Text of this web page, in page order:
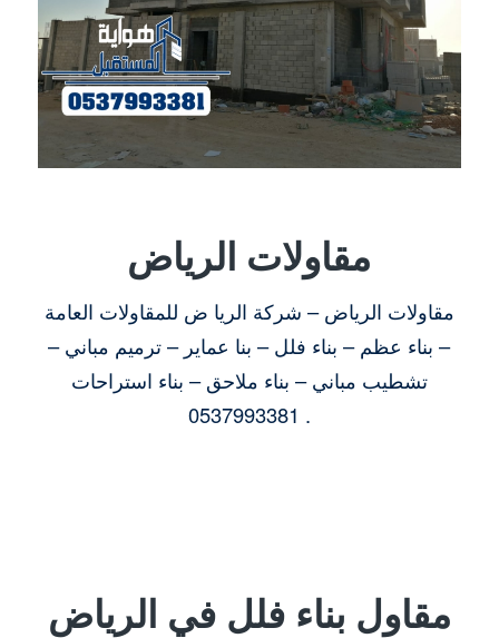
مقاولات الرياض
مقاولات الرياض – شركة الريا ض للمقاولات العامة
– بناء عظم – بناء فلل – بنا عماير – ترميم مباني –
تشطيب مباني – بناء ملاحق – بناء استراحات
0537993381 .
مقاول بناء فلل في الرياض